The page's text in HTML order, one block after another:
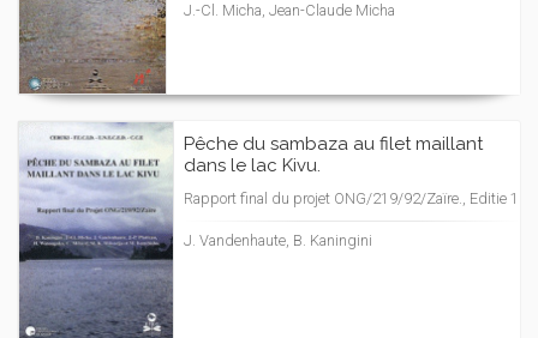
J.-Cl. Micha, Jean-Claude Micha
Pêche du sambaza au filet maillant
dans le lac Kivu.
Rapport final du projet ONG/219/92/Zaïre., Editie 1
J. Vandenhaute, B. Kaningini